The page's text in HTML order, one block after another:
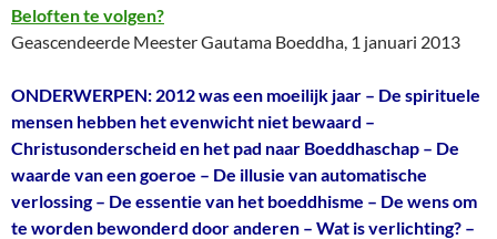
Beloften te volgen?
Geascendeerde Meester Gautama Boeddha, 1 januari 2013
ONDERWERPEN: 2012 was een moeilijk jaar – De spirituele
mensen hebben het evenwicht niet bewaard –
Christusonderscheid en het pad naar Boeddhaschap – De
waarde van een goeroe – De illusie van automatische
verlossing – De essentie van het boeddhisme – De wens om
te worden bewonderd door anderen – Wat is verlichting? –